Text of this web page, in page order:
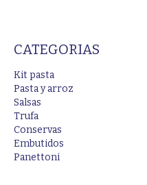
CATEGORIAS
Kit pasta
Pasta y arroz
Salsas
Trufa
Conservas
Embutidos
Panettoni